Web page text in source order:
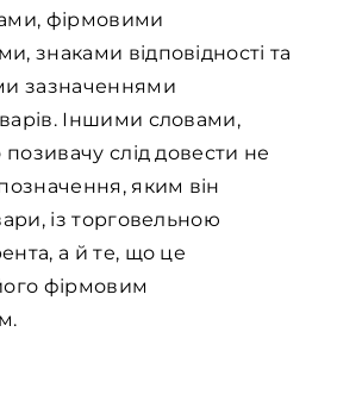
фірмовими
знаками відповідності та
зазначеннями
Іншими словами,
слід довести не
яким він
із торговельною
а й те, що це
фірмовим